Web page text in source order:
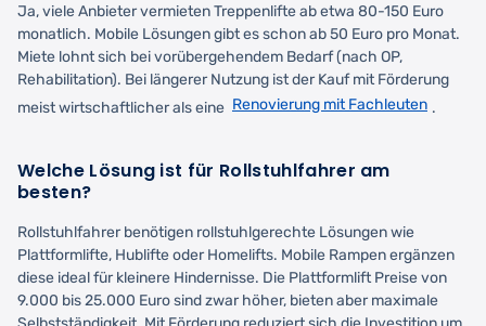
Ja, viele Anbieter vermieten Treppenlifte ab etwa 80-150 Euro
monatlich. Mobile Lösungen gibt es schon ab 50 Euro pro Monat.
Miete lohnt sich bei vorübergehendem Bedarf (nach OP,
Rehabilitation). Bei längerer Nutzung ist der Kauf mit Förderung
meist wirtschaftlicher als eine Renovierung mit Fachleuten .
Welche Lösung ist für Rollstuhlfahrer am
besten?
Rollstuhlfahrer benötigen rollstuhlgerechte Lösungen wie
Plattformlifte, Hublifte oder Homelifts. Mobile Rampen ergänzen
diese ideal für kleinere Hindernisse. Die Plattformlift Preise von
9.000 bis 25.000 Euro sind zwar höher, bieten aber maximale